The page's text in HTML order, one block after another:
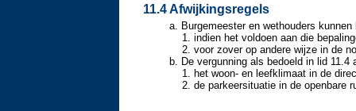
11.4 Afwijkingsregels
Burgemeester en wethouders
indien het voldoen aan die
voor zover op andere wijze in de
De vergunning als bedoeld in lid
het woon- en leefklimaat in de
de parkeersituatie in de openbare